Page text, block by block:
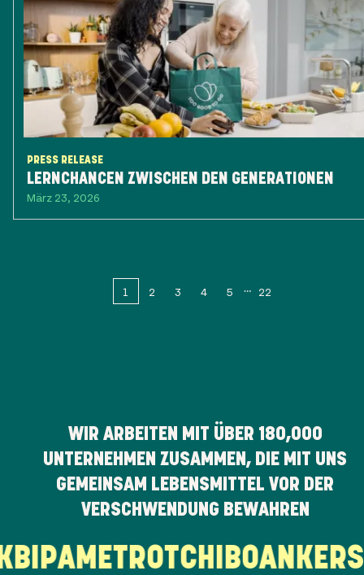
PRESS RELEASE
LERNCHANCEN ZWISCHEN DEN GENERATIONEN
März 23, 2026
1 2 3 4 5 22
WIR ARBEITEN MIT ÜBER 180,000
UNTERNEHMEN ZUSAMMEN, DIE MIT UNS
GEMEINSAM LEBENSMITTEL VOR DER
VERSCHWENDUNG BEWAHREN
BIPA METROTCHIBOANKER